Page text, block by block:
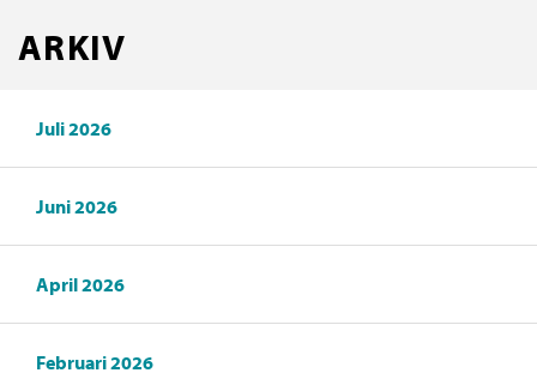
ARKIV
Juli 2026
Juni 2026
April 2026
Februari 2026